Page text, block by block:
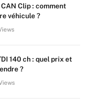
Clip : comment
véhicule ?
140 ch : quel prix et
?